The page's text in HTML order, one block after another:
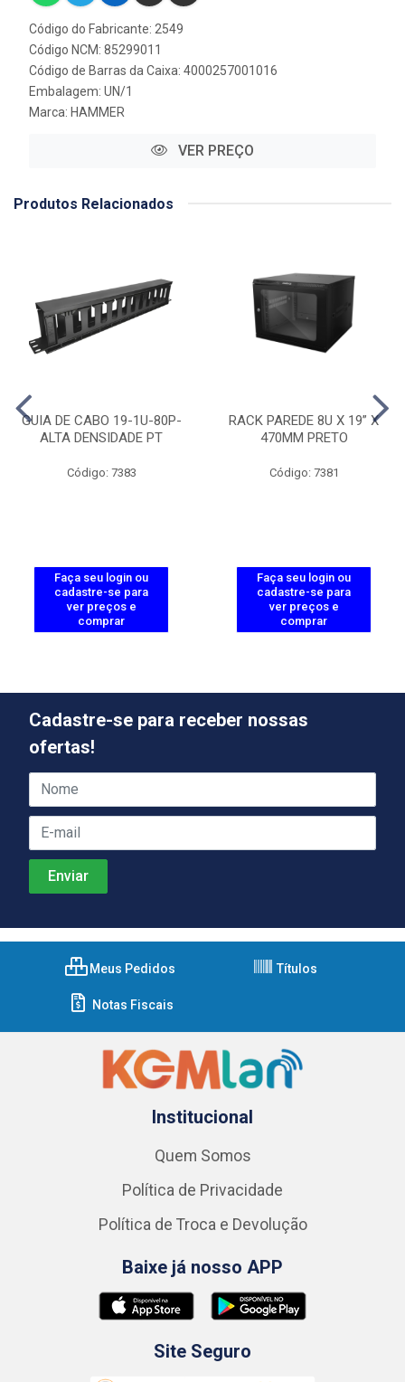
Código do Fabricante: 2549
Código NCM: 85299011
Código de Barras da Caixa: 4000257001016
Embalagem: UN/1
Marca: HAMMER
VER PREÇO
Produtos Relacionados
GUIA DE CABO 19-1U-80P-
ALTA DENSIDADE PT
Código: 7383
Faça seu login ou
cadastre-se para
ver preços e
comprar
RACK PAREDE 8U X 19” X
470MM PRETO
Código: 7381
Faça seu login ou
cadastre-se para
ver preços e
comprar
Cadastre-se para receber nossas
ofertas!
Meus Pedidos Títulos
Notas Fiscais
Institucional
Quem Somos
Política de Privacidade
Política de Troca e Devolução
Baixe já nosso APP
Site Seguro